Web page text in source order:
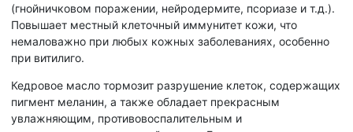
(гнойничковом поражении, нейродермите, псориазе и т.д.).
Повышает местный клеточный иммунитет кожи, что
немаловажно при любых кожных заболеваниях, особенно
при витилиго.
Кедровое масло тормозит разрушение клеток, содержащих
пигмент меланин, а также обладает прекрасным
увлажняющим, противовоспалительным и